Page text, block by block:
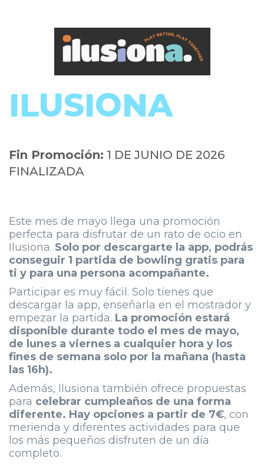
ILUSIONA
Fin Promoción: 1 DE JUNIO DE 2026
FINALIZADA
Este mes de mayo llega una promoción
perfecta para disfrutar de un rato de ocio en
Ilusiona. Solo por descargarte la app, podrás
conseguir 1 partida de bowling gratis para
ti y para una persona acompañante.
Participar es muy fácil. Solo tienes que
descargar la app, enseñarla en el mostrador y
empezar la partida. La promoción estará
disponible durante todo el mes de mayo,
de lunes a viernes a cualquier hora y los
fines de semana solo por la mañana (hasta
las 16h).
Además, Ilusiona también ofrece propuestas
para celebrar cumpleaños de una forma
diferente. Hay opciones a partir de 7€, con
merienda y diferentes actividades para que
los más pequeños disfruten de un día
completo.